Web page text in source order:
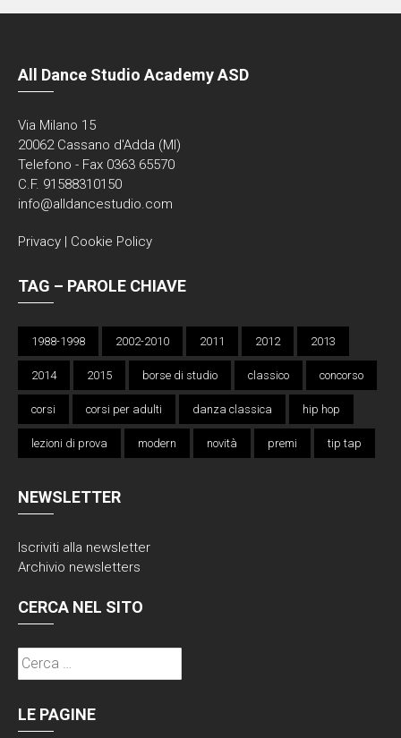
All Dance Studio Academy ASD
Via Milano 15
20062 Cassano d'Adda (MI)
Telefono - Fax 0363 65570
C.F. 91588310150
info@alldancestudio.com
Privacy | Cookie Policy
TAG – PAROLE CHIAVE
1988-1998 2002-2010 2011 2012 2013
2014 2015 borse di studio classico concorso
corsi corsi per adulti danza classica hip hop
lezioni di prova modern novità premi tip tap
NEWSLETTER
Iscriviti alla newsletter
Archivio newsletters
CERCA NEL SITO
Ricerca
per:
LE PAGINE